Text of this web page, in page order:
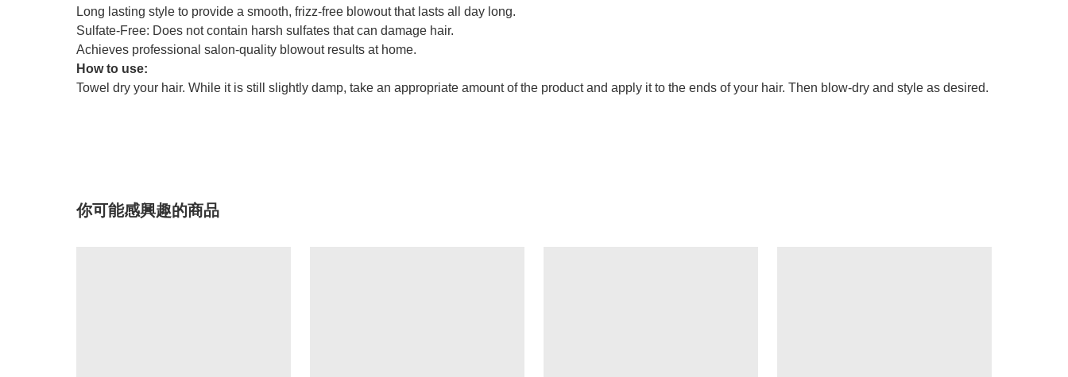
Long lasting style to provide a smooth, frizz-free blowout that lasts all day long.
Sulfate-Free: Does not contain harsh sulfates that can damage hair.
Achieves professional salon-quality blowout results at home.
How to use:
Towel dry your hair. While it is still slightly damp, take an appropriate amount of the product and apply it to the ends of your hair. Then blow-dry and style as desired.
你可能感興趣的商品